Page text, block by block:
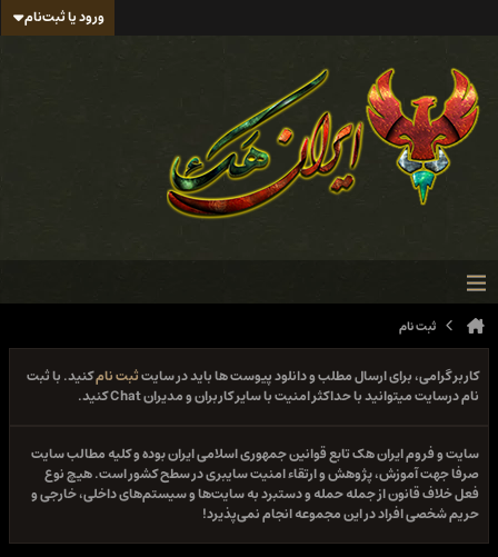
ورود یا ثبت‌نام
ثبت نام
کاربر گرامی، برای ارسال مطلب و دانلود پیوست ها باید در سایتثبت نامکنید. با ثبت
نام درسایت میتوانید با حداکثر امنیت با سایر کاربران و مدیران Chat کنید.
سایت و فروم ایران هک تابع قوانین جمهوری اسلامی ایران بوده و کلیه مطالب سایت
صرفا جهت آموزش، پژوهش و ارتقاء امنیت سایبری در سطح کشور است. هیچ نوع
فعل خلاف قانون از جمله حمله و دستبرد به سایت‌ها و سیستم‌های داخلی، خارجی و
حریم شخصی افراد در این مجموعه انجام نمی‌پذیرد!